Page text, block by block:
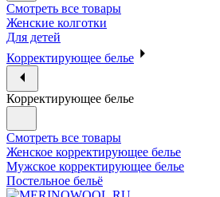
Смотреть все товары
Женские колготки
Для детей
Корректирующее белье
Корректирующее белье
Смотреть все товары
Женское корректирующее белье
Мужское корректирующее белье
Постельное бельё